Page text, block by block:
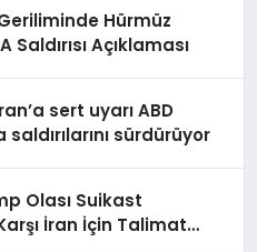
Hürmüz
Saldırısı Açıklaması
sert uyarı ABD
sürdürüyor
Olası Suikast
İran İçin Talimat